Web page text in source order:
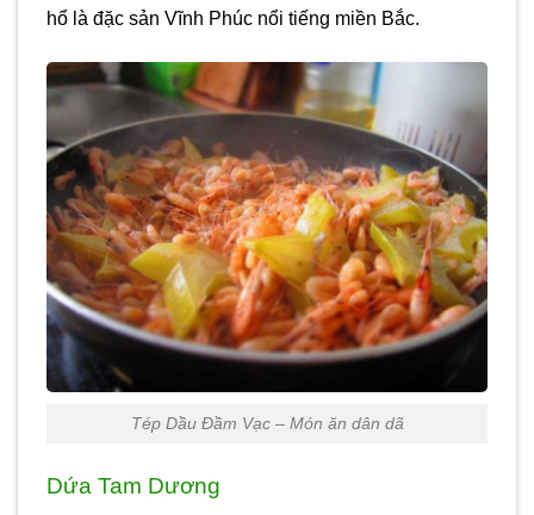
hổ là đặc sản Vĩnh Phúc nổi tiếng miền Bắc.
Tép Dầu Đầm Vạc – Món ăn dân dã
Dứa Tam Dương